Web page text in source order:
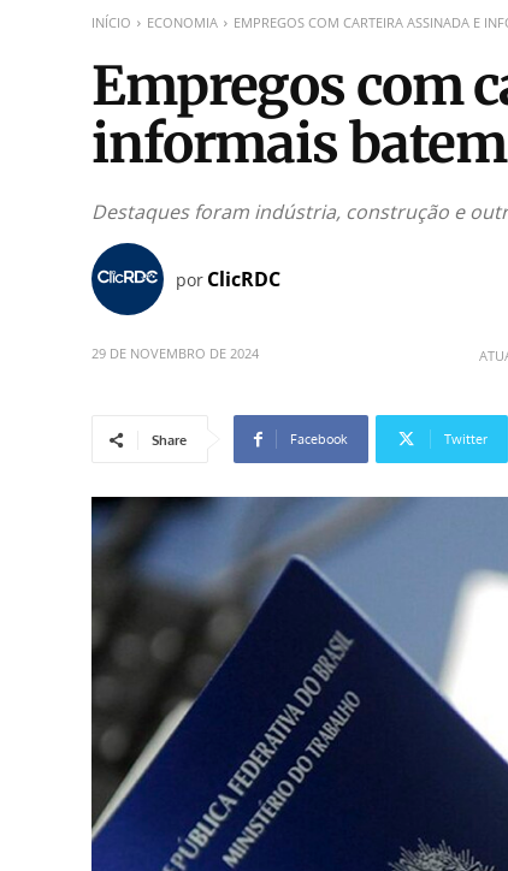
INÍCIO ECONOMIA EMPREGOS COM CARTEIRA ASSINADA E
Empregos com
informais
Destaques foram indústria, construção e
por ClicRDC
29 DE NOVEMBRO DE 2024
Share Facebook Twitter